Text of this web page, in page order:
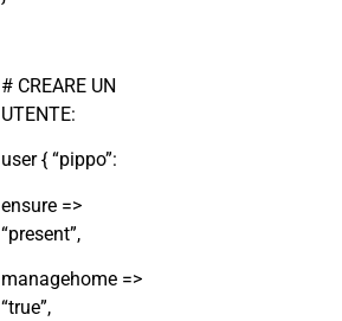
# CREARE UN
UTENTE:
user { “pippo”:
ensure =>
“present”,
managehome =>
“true”,